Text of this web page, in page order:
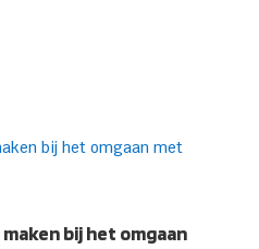
bij het omgaan